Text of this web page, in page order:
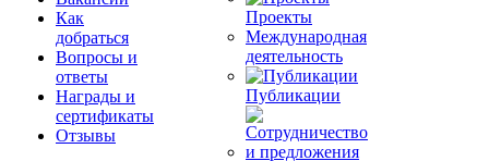
Как
добраться
Вопросы и
ответы
Награды и
сертификаты
Отзывы
Проекты
Международная
деятельность
Публикации